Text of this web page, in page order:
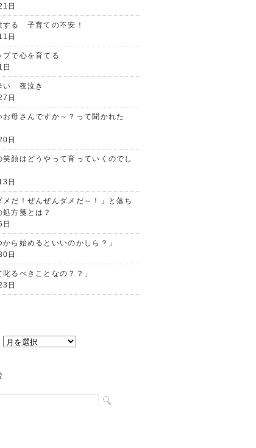
日
する 子育ての不安！
日
プで心を育てる
い 夜泣き
日
お母さんですか～？って聞かれた
日
笑顔はどうやって育っていくのでし
日
メだ！ぜんぜんダメだ～！」と落ち
方箋とは？
から始めるといいのかしら？」
日
叱るべきことなの？？」
日